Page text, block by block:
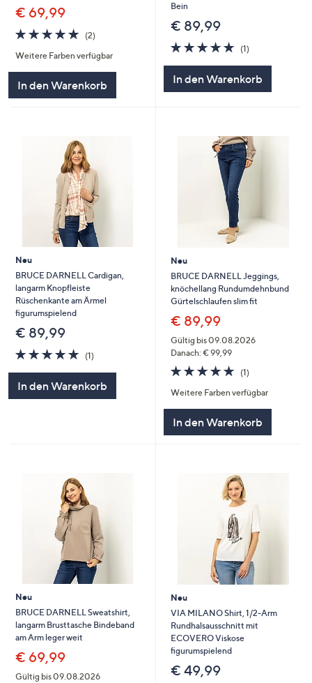
€ 69,99
5.0
von
5
(2)2
Weitere Farben verfügbar
In den Warenkorb
Bein
€ 89,99
5.0
von
(1)1
In den Warenkorb
Neu
BRUCE DARNELL Cardigan,
langarm Knopfleiste
Rüschenkante am Ärmel
figurumspielend
€ 89,99
5.0
von
(1)1
In den Warenkorb
Neu
BRUCE DARNELL Jeggings,
knöchellang Rundumdehnbund
Gürtelschlaufen slim fit
€ 89,99
Gültig bis 09.08.2026
Danach: € 99,99
5.0
von
5
(1)1
Weitere Farben verfügbar
In den Warenkorb
Neu
BRUCE DARNELL Sweatshirt,
langarm Brusttasche Bindeband
am Arm leger weit
€ 69,99
Gültig bis 09.08.2026
Neu
VIA MILANO Shirt, 1/2-Arm
Rundhalsausschnitt mit
ECOVERO Viskose
figurumspielend
€ 49,99